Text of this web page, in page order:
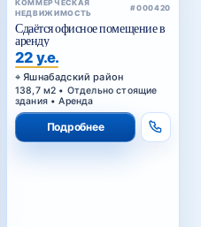
КОММЕРЧЕСКАЯ
НЕДВИЖИМОСТЬ
#000420
Сдаётся офисное помещение в
аренду
22 у.е.
Яшнабадский район
138,7 м2 • Отдельно стоящие
здания • Аренда
Подробнее